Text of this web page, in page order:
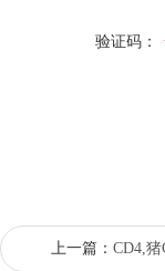
验证码：
上一篇： CD4,